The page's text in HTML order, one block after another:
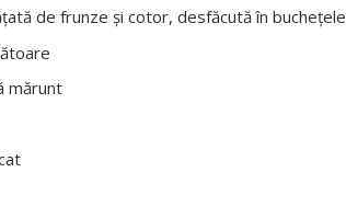
de frunze şi cotor, desfăcută în bucheţele
mărunt